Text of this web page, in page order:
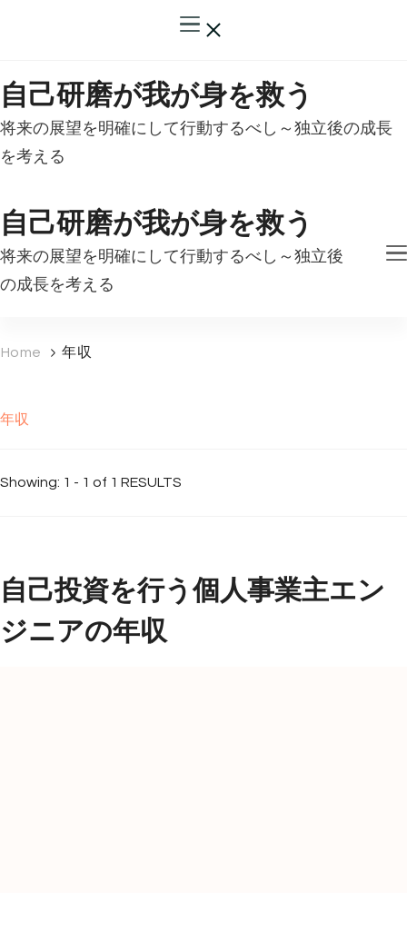
自己研磨が我が身を救う
将来の展望を明確にして行動するべし～独立後の成長
を考える
自己研磨が我が身を救う
将来の展望を明確にして行動するべし～独立後
の成長を考える
Home 年収
年収
Showing: 1 - 1 of 1 RESULTS
自己投資を行う個人事業主エン
ジニアの年収